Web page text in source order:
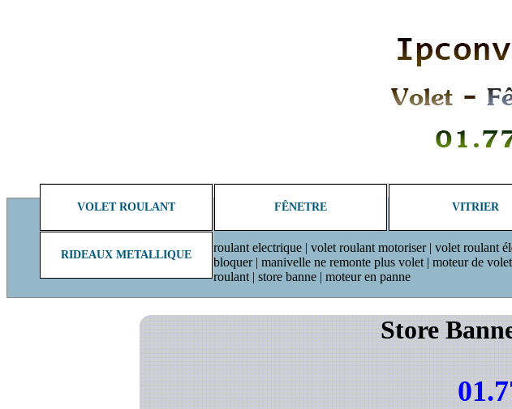
VOLET ROULANT FÊNETRE VITRIER
RIDEAUX METALLIQUE
roulant electrique | volet roulant motoriser | volet roulant
bloquer | manivelle ne remonte plus volet | moteur de
roulant | store banne | moteur en panne
Store